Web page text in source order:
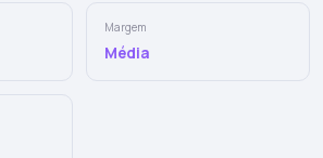
Margem
Média